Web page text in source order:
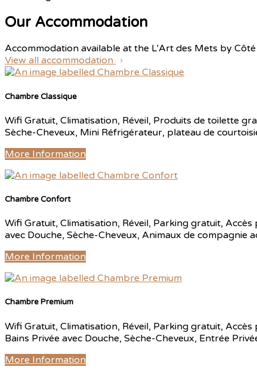
Our Accommodation
Accommodation available at the L'Art des Mets by
View all accommodation
Chambre Classique
Wifi Gratuit, Climatisation, Réveil, Produits de toilette
Sèche-Cheveux, Mini Réfrigérateur, plateau de
More Information
Chambre Confort
Wifi Gratuit, Climatisation, Réveil, Parking gratuit,
avec Douche, Sèche-Cheveux, Animaux de
More Information
Chambre Premium
Wifi Gratuit, Climatisation, Réveil, Parking gratuit,
Bains Privée avec Douche, Sèche-Cheveux, Entrée
More Information